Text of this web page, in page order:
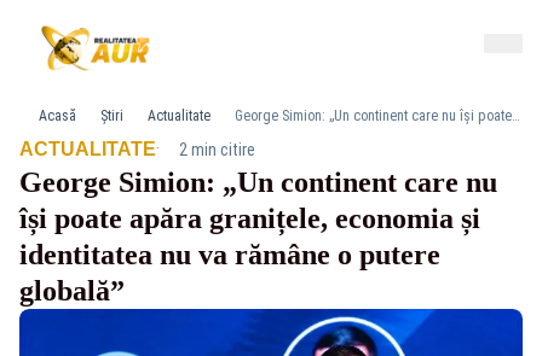
Acasă Știri Actualitate George Simion: „Un continent care nu își poate apăra granițele, economia și identitatea nu va rămâne o putere globală”
ACTUALITATE· 2 min citire
George Simion: „Un continent care nu
își poate apăra granițele, economia și
identitatea nu va rămâne o putere
globală”